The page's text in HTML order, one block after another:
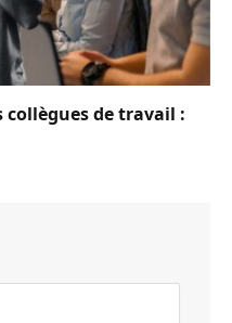
collègues de travail :